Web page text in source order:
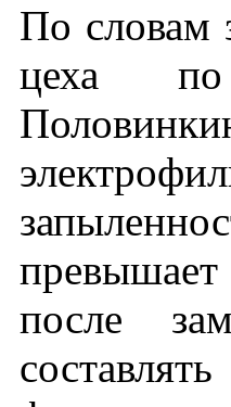
По словам
цеха по
после